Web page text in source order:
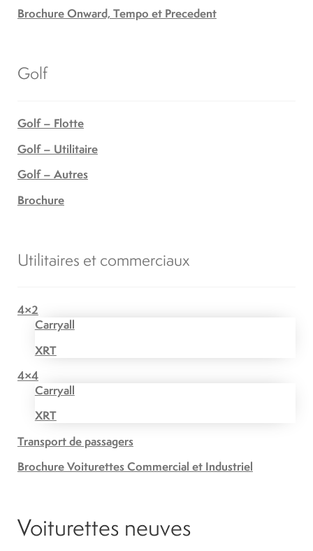
Brochure Onward, Tempo et Precedent
Golf
Golf – Flotte
Golf – Utilitaire
Golf – Autres
Brochure
Utilitaires et commerciaux
4×2
Carryall
XRT
4×4
Carryall
XRT
Transport de passagers
Brochure Voiturettes Commercial et Industriel
Voiturettes neuves